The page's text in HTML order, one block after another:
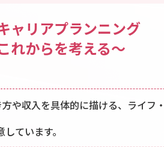
ャリアプランニング
れからを考える～
や収入を具体的に描ける、ライフ
ています。